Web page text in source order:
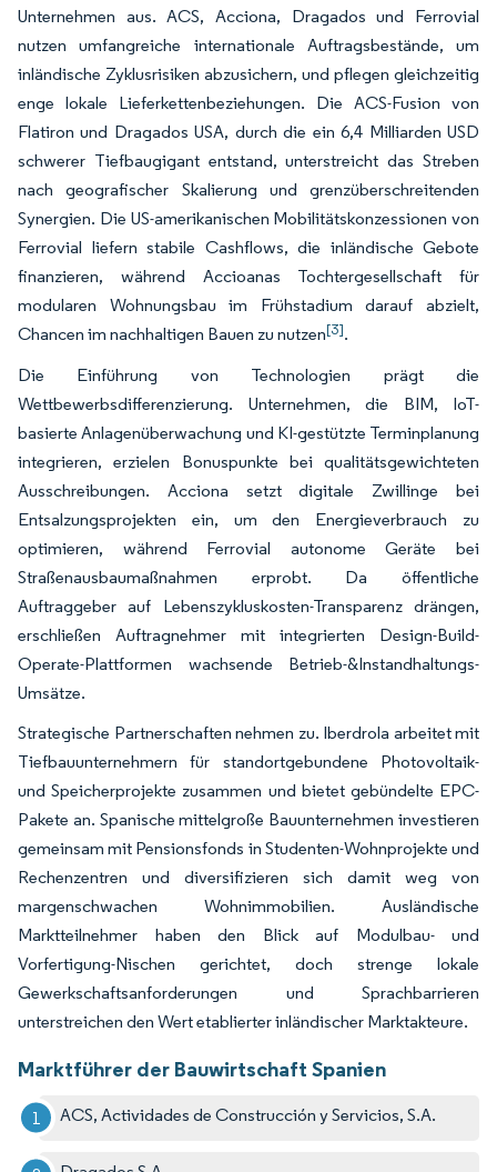
Unternehmen aus. ACS, Acciona, Dragados und Ferrovial
nutzen umfangreiche internationale Auftragsbestände, um
inländische Zyklusrisiken abzusichern, und pflegen gleichzeitig
enge lokale Lieferkettenbeziehungen. Die ACS-Fusion von
Flatiron und Dragados USA, durch die ein 6,4 Milliarden USD
schwerer Tiefbaugigant entstand, unterstreicht das Streben
nach geografischer Skalierung und grenzüberschreitenden
Synergien. Die US-amerikanischen Mobilitätskonzessionen von
Ferrovial liefern stabile Cashflows, die inländische Gebote
finanzieren, während Accioanas Tochtergesellschaft für
modularen Wohnungsbau im Frühstadium darauf abzielt,
Chancen im nachhaltigen Bauen zu nutzen[3].
Die Einführung von Technologien prägt die
Wettbewerbsdifferenzierung. Unternehmen, die BIM, IoT-
basierte Anlagenüberwachung und KI-gestützte Terminplanung
integrieren, erzielen Bonuspunkte bei qualitätsgewichteten
Ausschreibungen. Acciona setzt digitale Zwillinge bei
Entsalzungsprojekten ein, um den Energieverbrauch zu
optimieren, während Ferrovial autonome Geräte bei
Straßenausbaumaßnahmen erprobt. Da öffentliche
Auftraggeber auf Lebenszykluskosten-Transparenz drängen,
erschließen Auftragnehmer mit integrierten Design-Build-
Operate-Plattformen wachsende Betrieb-&Instandhaltungs-
Umsätze.
Strategische Partnerschaften nehmen zu. Iberdrola arbeitet mit
Tiefbauunternehmern für standortgebundene Photovoltaik-
und Speicherprojekte zusammen und bietet gebündelte EPC-
Pakete an. Spanische mittelgroße Bauunternehmen investieren
gemeinsam mit Pensionsfonds in Studenten-Wohnprojekte und
Rechenzentren und diversifizieren sich damit weg von
margenschwachen Wohnimmobilien. Ausländische
Marktteilnehmer haben den Blick auf Modulbau- und
Vorfertigung-Nischen gerichtet, doch strenge lokale
Gewerkschaftsanforderungen und Sprachbarrieren
unterstreichen den Wert etablierter inländischer Marktakteure.
Marktführer der Bauwirtschaft Spanien
ACS, Actividades de Construcción y Servicios, S.A.